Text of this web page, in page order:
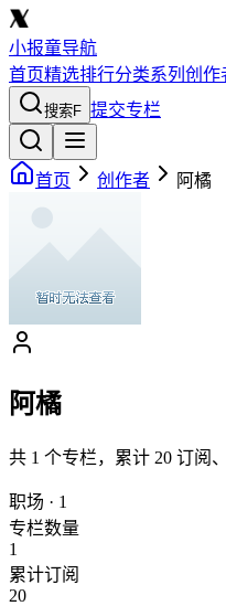
小报童导航
首页精选排行分类系列 创作
搜索F 提交专栏
首页 创作者 阿橘
阿橘
共 1 个专栏，累计 20 订阅、
职场 · 1
专栏数量
1
累计订阅
20